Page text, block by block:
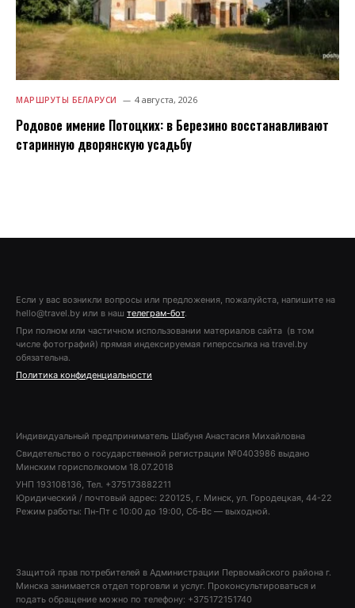
МАРШРУТЫ БЕЛАРУСИ 4 августа, 2026
Родовое имение Потоцких: в Березино восстанавливают
старинную дворянскую усадьбу
Если у вас возникли вопросы или предложения, пожалуйста, напишите на
hello@travel.by или в наш телеграм-бот.
При полном или частичном использовании материалов сайта (в том
числе фотографий) прямая индексируемая гиперссылка на travel.by
обязательна.
Политика конфиденциальности
Индивидуальный предприниматель Шабуня Анастасия Михайловна
Свидетельство о государственной регистрации №0403986 выдано
Минским горисполкомом 18.07.2018
УНП 193108136, Тел. +375173882211
Юридический / почтовый адрес: 220125, г. Минск, ул. Городецкая, 44-22
Режим работы: Пн-Пт с 10:00 до 19:00, Сб-Вс — выходной.
Защитой прав потребителей в Администрации Первомайского района г.
Минска занимается отдел торговли и услуг. Проконсультироваться и
подать обращение можно по телефону: +375172151740